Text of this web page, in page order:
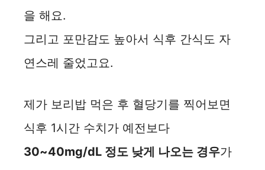
을 해요.
그리고 포만감도 높아서 식후 간식도 자
연스레 줄었고요.
제가 보리밥 먹은 후 혈당기를 찍어보면
식후 1시간 수치가 예전보다
30~40mg/dL 정도 낮게 나오는 경우가